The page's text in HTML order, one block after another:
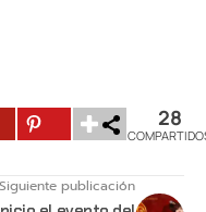
28
Siguiente publicación